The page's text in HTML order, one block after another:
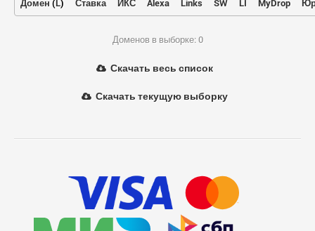
Домен (L) Ставка ИКС Alexa Links SW LI MyDrop
Доменов в выборке: 0
Скачать весь список
Скачать текущую выборку